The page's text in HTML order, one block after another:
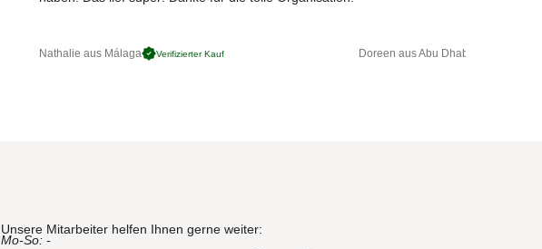
Nathalie aus Málaga Verifizierter Kauf Doreen aus Abu Dhabi
Unsere Mitarbeiter helfen Ihnen gerne weiter:
Mo-So: -